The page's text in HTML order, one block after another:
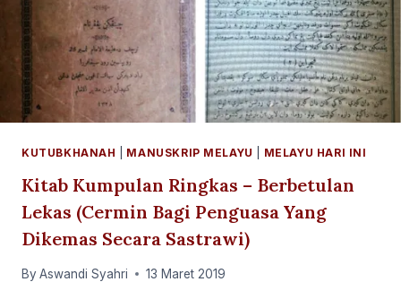
KUTUBKHANAH MANUSKRIP MELAYU MELAYU HARI INI
Kitab Kumpulan Ringkas – Berbetulan
Lekas (Cermin Bagi Penguasa Yang
Dikemas Secara Sastrawi)
By Aswandi Syahri 13 Maret 2019